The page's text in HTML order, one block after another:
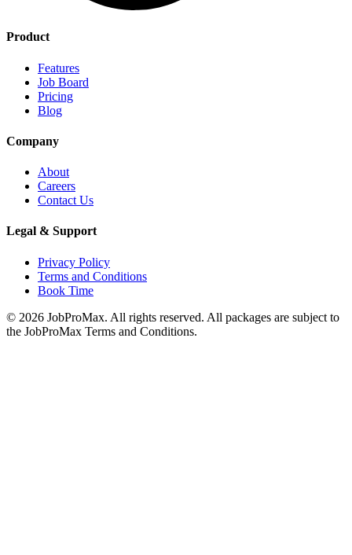
Product
Features
Job Board
Pricing
Blog
Company
About
Careers
Contact Us
Legal & Support
Privacy Policy
Terms and Conditions
Book Time
© 2026 JobProMax. All rights reserved. All packages are subject to
the JobProMax Terms and Conditions.